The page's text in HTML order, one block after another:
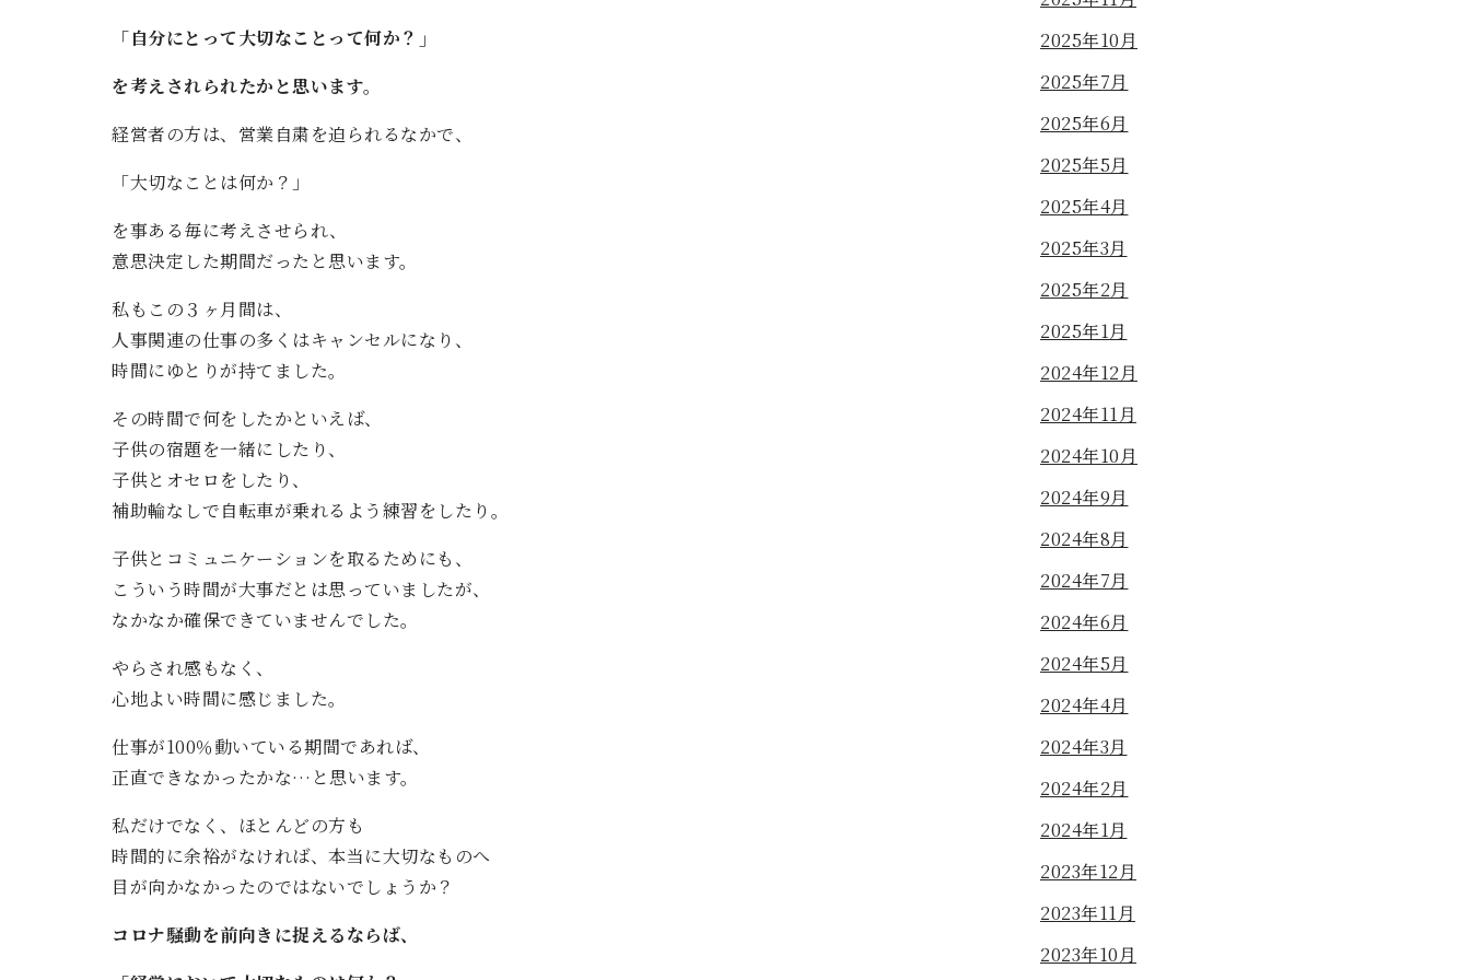
「自分にとって大切なことって何か？」
を考えされられたかと思います。
経営者の方は、営業自粛を迫られるなかで、
「大切なことは何か？」
を事ある毎に考えさせられ、
意思決定した期間だったと思います。
私もこの３ヶ月間は、
人事関連の仕事の多くはキャンセルになり、
時間にゆとりが持てました。
その時間で何をしたかといえば、
子供の宿題を一緒にしたり、
子供とオセロをしたり、
補助輪なしで自転車が乗れるよう練習をしたり。
子供とコミュニケーションを取るためにも、
こういう時間が大事だとは思っていましたが、
なかなか確保できていませんでした。
やらされ感もなく、
心地よい時間に感じました。
仕事が100％動いている期間であれば、
正直できなかったかな…と思います。
私だけでなく、ほとんどの方も
時間的に余裕がなければ、本当に大切なものへ
目が向かなかったのではないでしょうか？
コロナ騒動を前向きに捉えるならば、
2025年10月
2025年7月
2025年6月
2025年5月
2025年4月
2025年3月
2025年2月
2025年1月
2024年12月
2024年11月
2024年10月
2024年9月
2024年8月
2024年7月
2024年6月
2024年5月
2024年4月
2024年3月
2024年2月
2024年1月
2023年12月
2023年11月
2023年10月